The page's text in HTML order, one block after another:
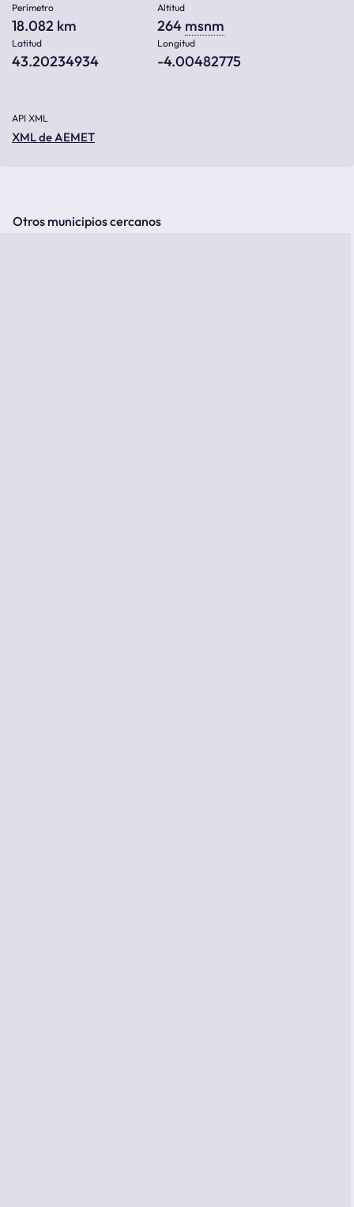
Perímetro
18.082 km
Altitud
264 msnm
Latitud
43.20234934
Longitud
-4.00482775
API XML
XML de AEMET
Otros municipios cercanos